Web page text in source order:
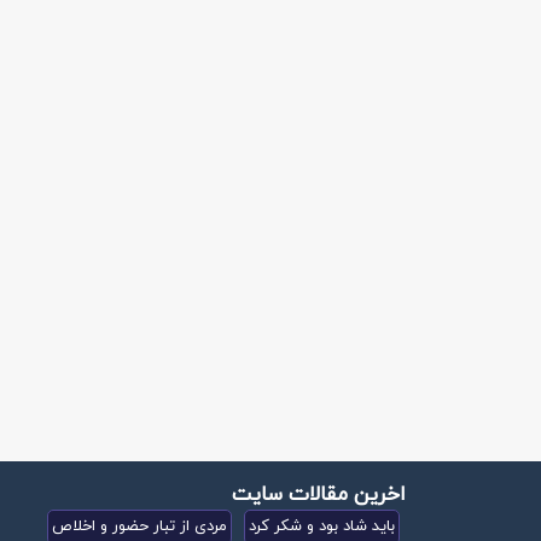
اخرین مقالات سایت
باید شاد بود و شکر کرد مردی از تبار حضور و اخلاص